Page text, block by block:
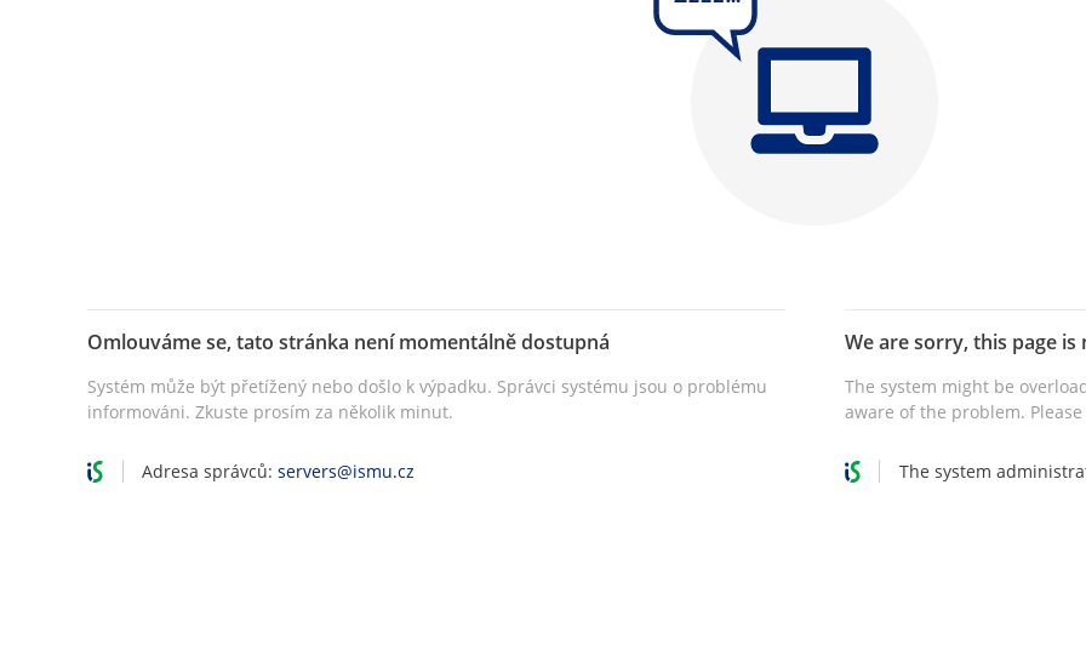
Omlouváme se, tato stránka není momentálně dostupná
Systém může být přetížený nebo došlo k výpadku. Správci systému jsou o problému
informováni. Zkuste prosím za několik minut.
We are sorry, this page
The system might be
aware of the problem.
Adresa správců:servers@ismu.cz The system